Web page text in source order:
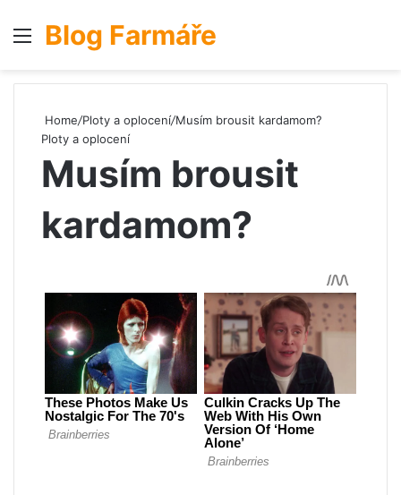
Menu
Blog Farmáře
Home/Ploty a oplocení/Musím brousit kardamom?
Ploty a oplocení
Musím brousit
kardamom?